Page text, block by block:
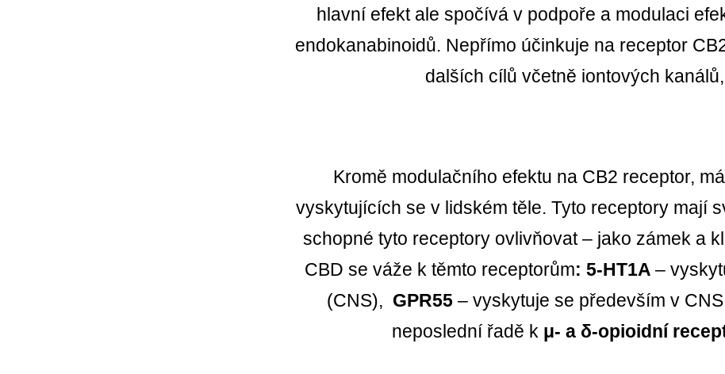
hlavní efekt ale spočívá v podpoře a modulaci
endokanabinoidů. Nepřímo účinkuje na receptor
dalších cílů včetně iontových
Kromě modulačního efektu na CB2 receptor,
vyskytujících se v lidském těle. Tyto receptory mají
schopné tyto receptory ovlivňovat – jako zámek a
CBD se váže k těmto receptorům: 5-HT1A–
(CNS), GPR55– vyskytuje se především v
neposlední řadě k μ- a δ-opioidní